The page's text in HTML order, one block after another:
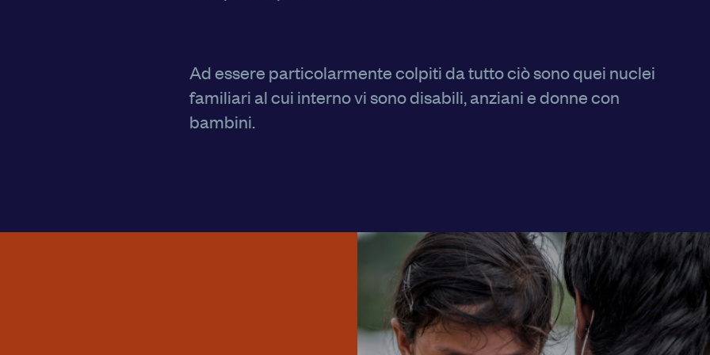
Ad essere particolarmente colpiti da tutto ciò sono quei nuclei
familiari al cui interno vi sono disabili, anziani e donne con
bambini.